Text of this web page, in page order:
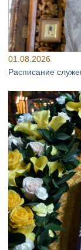
01.08.2026
Расписание